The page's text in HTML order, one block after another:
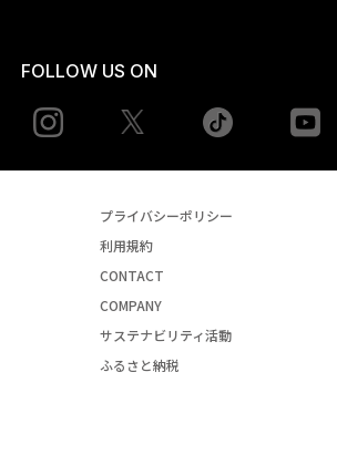
FOLLOW US ON
Instagram tiktok
プライバシーポリシー
利用規約
CONTACT
COMPANY
サステナビリティ活動
ふるさと納税